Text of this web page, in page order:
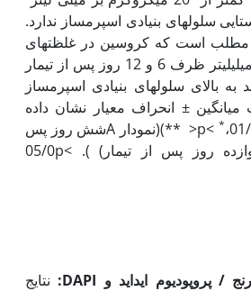
سلول‏های بنیادی اسپرم‏ساز ندارد.
مطلب است که کروسین در غلظت‏های
زیر 10 میکروگرم بر میلی‏لیتر ظرف 6 و 12 روز پس از تیمار
80 درصد به بالای سلول‏های بنیادی اسپرم‏ساز
میانگین ± انحراف معیار نشان داده
*
،01/0 p< **)(نمودار Aشش روز پس
از تیمار، نمودارB دوازده روز پس از تیمار) ). 05/0p<
/ پروپودیوم ایداید و DAPI
: نتایج